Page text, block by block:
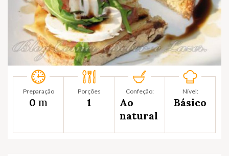
Preparação
0 m
Porções
1
Confeção:
Ao
natural
Nível:
Básico